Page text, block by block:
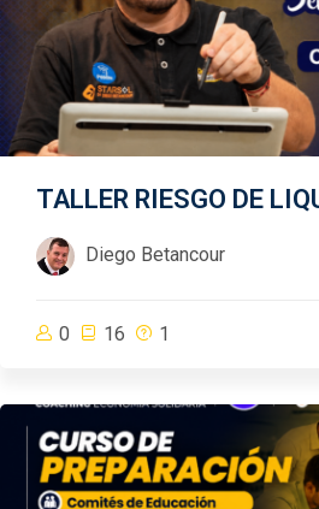
TALLER RIESGO DE
Diego Betancour
0 16 1